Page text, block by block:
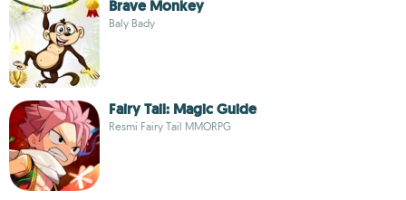
Brave Monkey
Baly Bady
Fairy Tail: Magic Guide
Resmi Fairy Tail MMORPG